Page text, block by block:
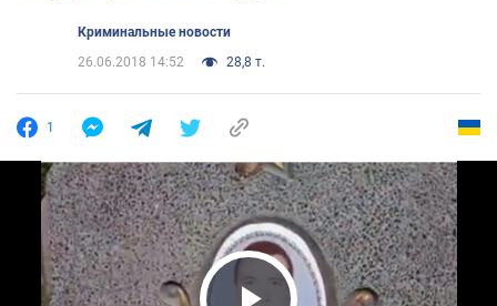
Криминальные новости
26.06.2018 14:52
28,8 т.
1